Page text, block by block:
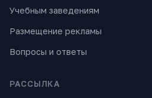
Учебным заведениям
Размещение рекламы
Вопросы и ответы
РАССЫЛКА